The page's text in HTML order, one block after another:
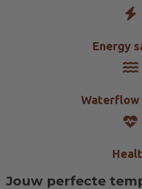
Energy
Waterflow
Jouw perfecte